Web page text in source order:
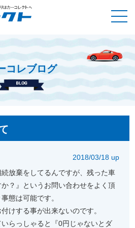
コレブログ
レブログ 相続放棄について
2018/03/18 up
続放棄をしてるんですが、残った車
？』というお問い合わせをよく頂
態は可能です。
けする事が出来ないのです。
らっしゃると『0円じゃないとダ